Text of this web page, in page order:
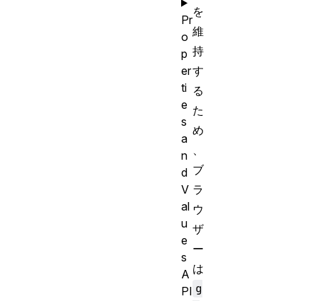
を
維
持
す
る
た
め
、
ブ
ラ
ウ
ザ
ー
は
g
Pr
o
p
er
ti
e
s
a
n
d
V
al
u
e
s
A
PI